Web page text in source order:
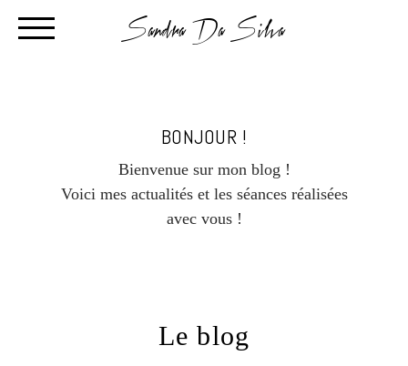
Sandra Da Silva
BONJOUR !
Bienvenue sur mon blog !
Voici mes actualités et les séances réalisées
avec vous !
Le blog